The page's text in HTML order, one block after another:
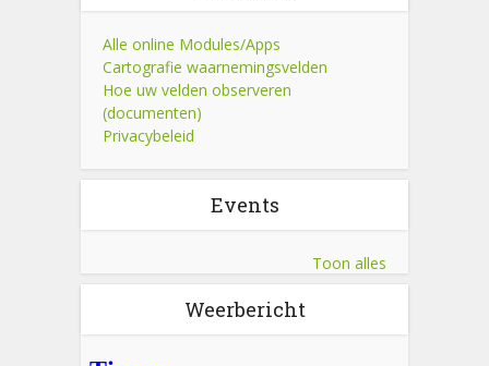
Alle online Modules/Apps
Cartografie waarnemingsvelden
Hoe uw velden observeren
(documenten)
Privacybeleid
Events
Toon alles
Weerbericht